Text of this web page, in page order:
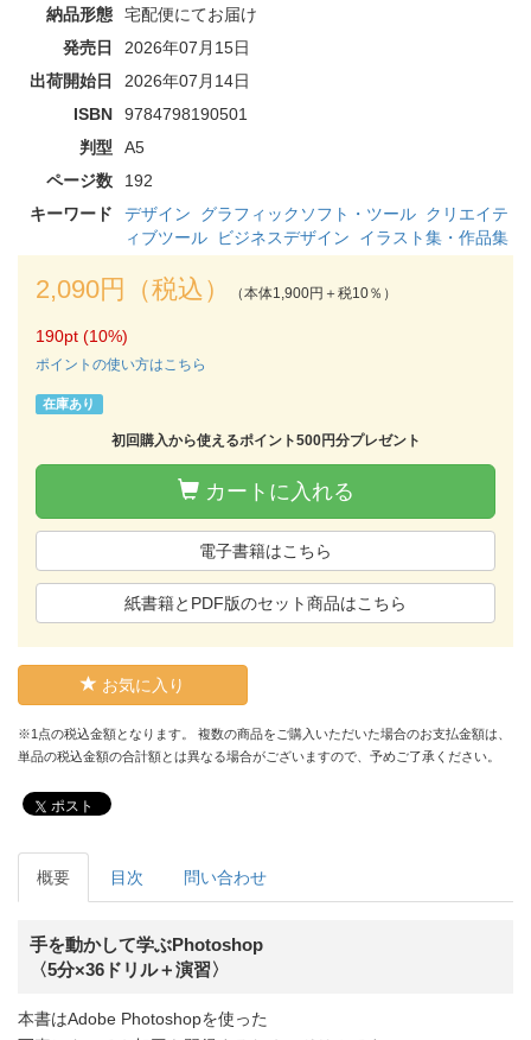
納品形態
宅配便にてお届け
発売日
2026年07月15日
出荷開始日
2026年07月14日
ISBN
9784798190501
判型
A5
ページ数
192
キーワード
デザイン グラフィックソフト・ツール クリエイテ
ィブツール
ビジネスデザイン イラスト集・作品集
2,090円（税込） （本体1,900円＋税10％）
190pt (10%)
ポイントの使い方はこちら
在庫あり
初回購入から使えるポイント500円分プレゼント
カートに入れる
電子書籍はこちら
紙書籍とPDF版のセット商品はこちら
お気に入り
※1点の税込金額となります。 複数の商品をご購入いただいた場合のお支払金額は、
単品の税込金額の合計額とは異なる場合がございますので、予めご了承ください。
ポスト
概要 目次 問い合わせ
手を動かして学ぶPhotoshop
〈5分×36ドリル＋演習〉
本書はAdobe Photoshopを使った